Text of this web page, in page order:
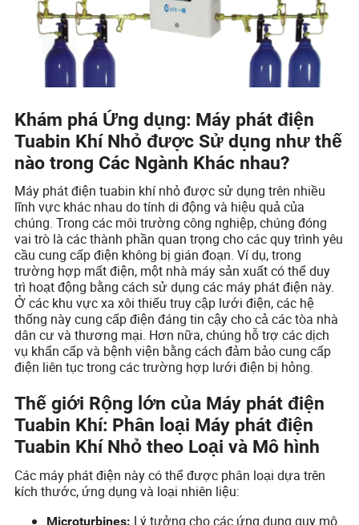
Khám phá Ứng dụng: Máy phát điện
Tuabin Khí Nhỏ được Sử dụng như thế
nào trong Các Ngành Khác nhau?
Máy phát điện tuabin khí nhỏ được sử dụng trên nhiều
lĩnh vực khác nhau do tính di động và hiệu quả của
chúng. Trong các môi trường công nghiệp, chúng đóng
vai trò là các thành phần quan trọng cho các quy trình yêu
cầu cung cấp điện không bị gián đoạn. Ví dụ, trong
trường hợp mất điện, một nhà máy sản xuất có thể duy
trì hoạt động bằng cách sử dụng các máy phát điện này.
Ở các khu vực xa xôi thiếu truy cập lưới điện, các hệ
thống này cung cấp điện đáng tin cậy cho cả các tòa nhà
dân cư và thương mại. Hơn nữa, chúng hỗ trợ các dịch
vụ khẩn cấp và bệnh viện bằng cách đảm bảo cung cấp
điện liên tục trong các trường hợp lưới điện bị hỏng.
Thế giới Rộng lớn của Máy phát điện
Tuabin Khí: Phân loại Máy phát điện
Tuabin Khí Nhỏ theo Loại và Mô hình
Các máy phát điện này có thể được phân loại dựa trên
kích thước, ứng dụng và loại nhiên liệu:
Microturbines: Lý tưởng cho các ứng dụng quy mô